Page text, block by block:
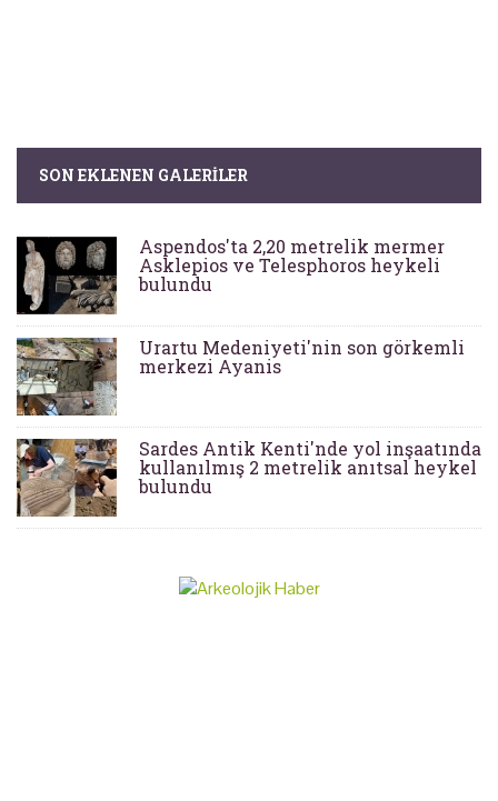
SON EKLENEN GALERILER
Aspendos'ta 2,20 metrelik mermer
Asklepios ve Telesphoros heykeli
bulundu
Urartu Medeniyeti'nin son görkemli
merkezi Ayanis
Sardes Antik Kenti'nde yol inşaatında
kullanılmış 2 metrelik anıtsal heykel
bulundu